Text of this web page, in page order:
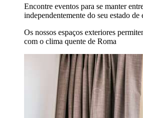
Encontre eventos para se manter
independentemente do seu estado de
Os nossos espaços exteriores
com o clima quente de Roma